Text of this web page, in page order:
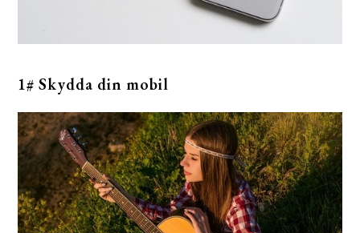
1# Skydda din mobil